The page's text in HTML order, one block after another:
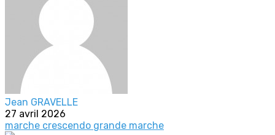
Jean GRAVELLE
27 avril 2026
marche crescendo grande marche